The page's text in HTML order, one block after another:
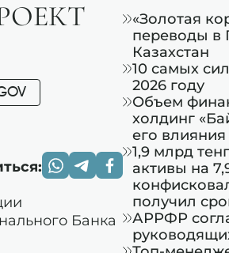
Банка
«Золотая
переводы в
Казахстан
10 самых
2026 году
Объем
холдинг
его
1,9 млрд
активы на
получил
АРРФР